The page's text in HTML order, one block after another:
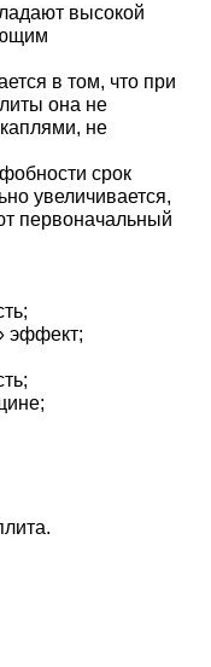
высокой
в том, что при
она не
не
срок
увеличивается,
первоначальный
эффект;